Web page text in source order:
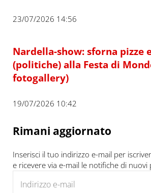
23/07/2026 14:56
Nardella-show: sforna pizze
(politiche) alla Festa di
fotogallery)
19/07/2026 10:42
Rimani aggiornato
Inserisci il tuo indirizzo e-mail per
e ricevere via e-mail le notifiche di nuovi